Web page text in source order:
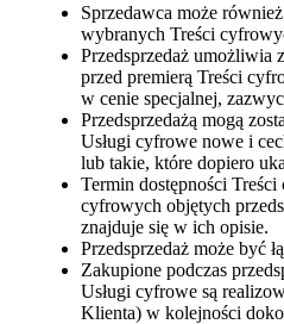
Sprzedawca może
wybranych Treści
Przedsprzedaż umożliwia
przed premierą Treści
w cenie specjalnej,
Przedsprzedażą mogą
Usługi cyfrowe nowe i
lub takie, które dopiero
Termin dostępności
cyfrowych objętych
znajduje się w ich opisie.
Przedsprzedaż może być
Zakupione podczas
Usługi cyfrowe są
Klienta) w kolejności